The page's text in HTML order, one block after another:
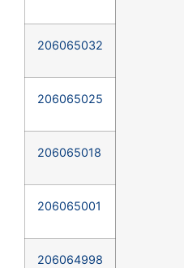
206065032
206065025
206065018
206065001
206064998